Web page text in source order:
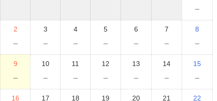
－
2
－
3
－
4
－
5
－
6
－
7
－
8
－
9
－
10
－
11
－
12
－
13
－
14
－
15
－
16 17 18 19 20 21 22